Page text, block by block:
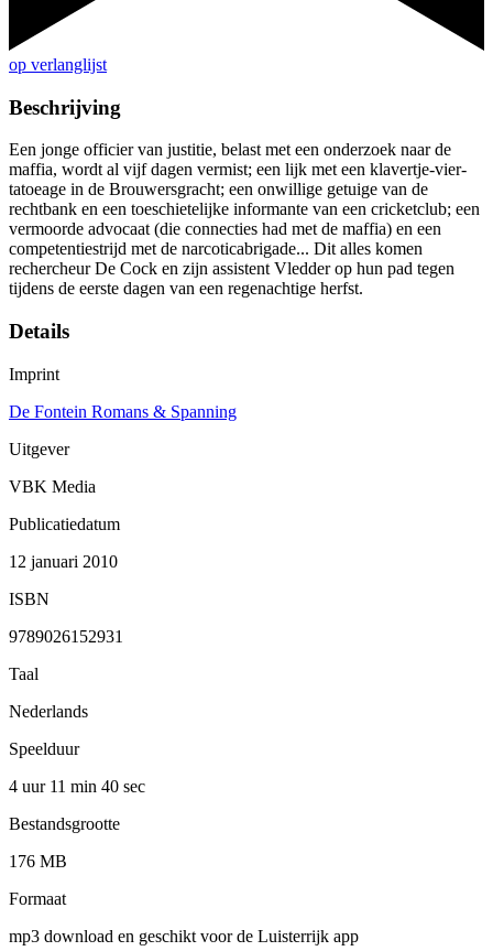
op verlanglijst
Beschrijving
Een jonge officier van justitie, belast met een onderzoek naar de
maffia, wordt al vijf dagen vermist; een lijk met een klavertje-vier-
tatoeage in de Brouwersgracht; een onwillige getuige van de
rechtbank en een toeschietelijke informante van een cricketclub; een
vermoorde advocaat (die connecties had met de maffia) en een
competentiestrijd met de narcoticabrigade... Dit alles komen
rechercheur De Cock en zijn assistent Vledder op hun pad tegen
tijdens de eerste dagen van een regenachtige herfst.
Details
Imprint
De Fontein Romans & Spanning
Uitgever
VBK Media
Publicatiedatum
12 januari 2010
ISBN
9789026152931
Taal
Nederlands
Speelduur
4 uur 11 min 40 sec
Bestandsgrootte
176 MB
Formaat
mp3 download en geschikt voor de Luisterrijk app